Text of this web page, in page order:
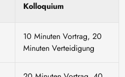
Kolloquium
10 Minuten Vortrag, 20
Minuten Verteidigung